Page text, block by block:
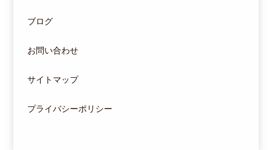
ブログ
お問い合わせ
サイトマップ
プライバシーポリシー